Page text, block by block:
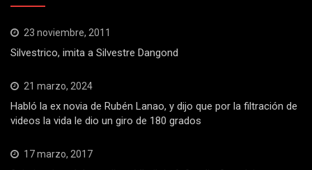
23 noviembre, 2011
Silvestrico, imita a Silvestre Dangond
21 marzo, 2024
Habló la ex novia de Rubén Lanao, y dijo que por la filtración de
videos la vida le dio un giro de 180 grados
17 marzo, 2017